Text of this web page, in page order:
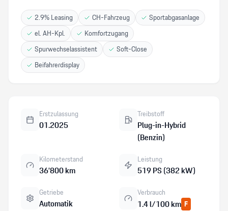
2.9% Leasing CH-Fahrzeug
Sportabgasanlage
el. AH-Kpl.
Komfortzugang
Spurwechselassistent
Soft-Close
Beifahrerdisplay
Erstzulassung
01.2025
Treibstoff
Plug-in-Hybrid
(Benzin)
Kilometerstand
36’800 km
Leistung
519 PS (382 kW)
Getriebe
Automatik
Verbrauch
1.4 l/100 km F